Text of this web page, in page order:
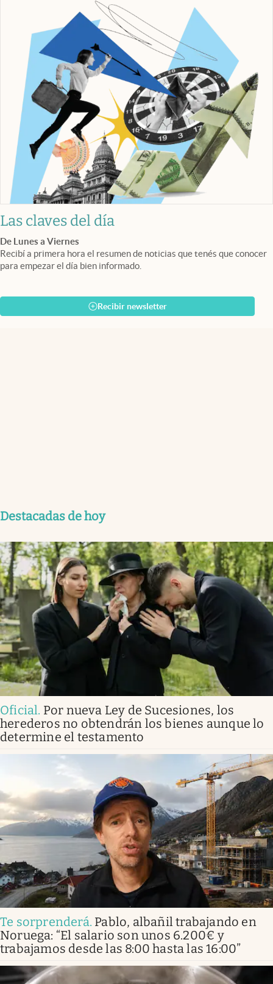
Las claves del día
De Lunes a Viernes
Recibí a primera hora el resumen de noticias que tenés que conocer
para empezar el día bien informado.
Recibir newsletter
Destacadas de hoy
Oficial. Por nueva Ley de Sucesiones, los
herederos no obtendrán los bienes aunque lo
determine el testamento
Te sorprenderá. Pablo, albañil trabajando en
Noruega: “El salario son unos 6.200€ y
trabajamos desde las 8:00 hasta las 16:00”